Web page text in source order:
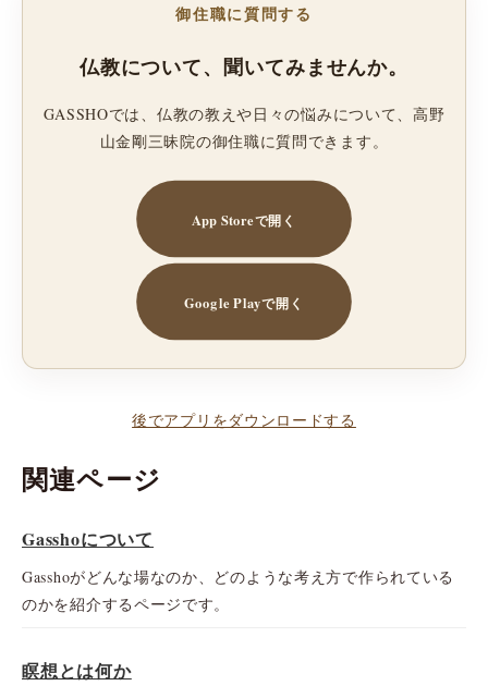
御住職に質問する
仏教について、聞いてみませんか。
GASSHOでは、仏教の教えや日々の悩みについて、高野
山金剛三昧院の御住職に質問できます。
App Storeで開く
Google Playで開く
後でアプリをダウンロードする
関連ページ
Gasshoについて
Gasshoがどんな場なのか、どのような考え方で作られている
のかを紹介するページです。
瞑想とは何か